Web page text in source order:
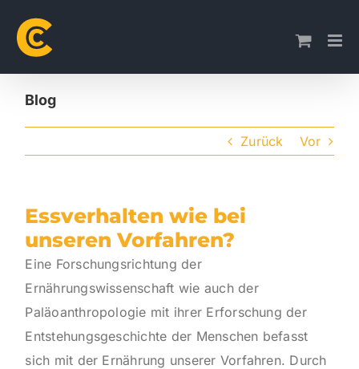
content
Blog
Zurück Vor
Essverhalten wie bei
unseren Vorfahren?
Eine Forschungsrichtung der
Ernährungswissenschaft wie auch der
Paläoanthropologie mit ihrer Erforschung der
Entstehungsgeschichte der Menschen befasst
sich mit der Ernährung unserer Vorfahren. Durch